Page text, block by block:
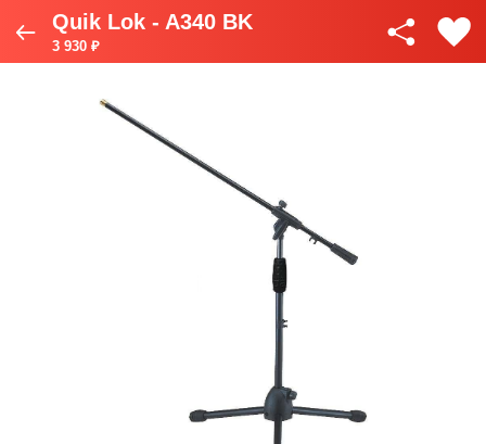
Quik Lok - A340 BK
3 930 ₽